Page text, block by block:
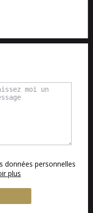
données personnelles
plus